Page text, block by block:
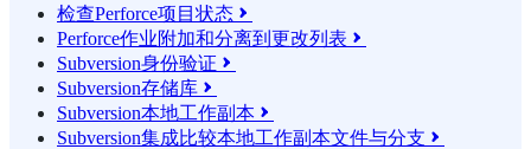
检查Perforce项目状态 
Perforce作业附加和分离到更改列表 
Subversion身份验证 
Subversion存储库 
Subversion本地工作副本 
Subversion集成比较本地工作副本文件与分支 